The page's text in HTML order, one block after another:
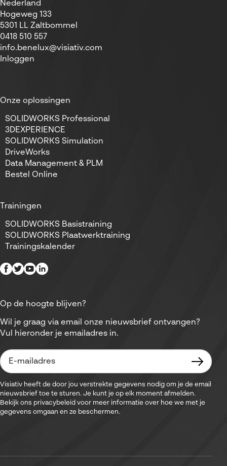
Nederland
Hogeweg 133
5301 LL Zaltbommel
0418 510 557
info.benelux@visiativ.com
Inloggen
Onze oplossingen
SOLIDWORKS Professional
3DEXPERIENCE
SOLIDWORKS Simulation
DriveWorks
Data Management & PLM
Bestel Online
Trainingen
SOLIDWORKS Basistraining
SOLIDWORKS Plaatwerktraining
Trainingskalender
Op de hoogte blijven?
Wil je graag via email onze nieuwsbrief ontvangen?
Vul hieronder je emailadres in.
Visiativ heeft de door jou verstrekte gegevens nodig om je de email
nieuwsbrief toe te sturen. Je kunt je op elk moment afmelden.
Bekijk ons privacybeleid voor meer informatie over hoe we met je
gegevens omgaan en ze beschermen.